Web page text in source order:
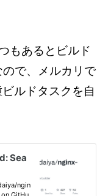
もあるとビルド
で、メルカリで
ルドタスクを自